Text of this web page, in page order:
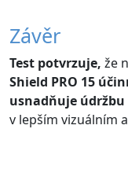
Závěr
Test potvrzuje, že
Shield PRO 15
usnadňuje údržbu
v lepším vizuálním